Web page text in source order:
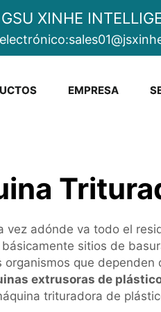
XINHE
EMPRESA
vez adónde va todo el
sitios de
que
extrusoras de
trituradora de